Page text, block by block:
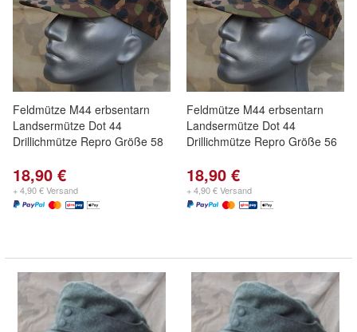
Feldmütze M44 erbsentarn
Landsermütze Dot 44
Drillichmütze Repro Größe 58
18,90 €
+ 4,90 € Versand
Feldmütze M44 erbsentarn
Landsermütze Dot 44
Drillichmütze Repro Größe 56
18,90 €
+ 4,90 € Versand